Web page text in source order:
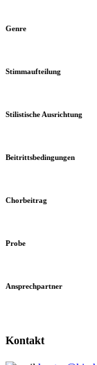
Genre
Stimmaufteilung
Stilistische Ausrichtung
Beitrittsbedingungen
Chorbeitrag
Probe
Ansprechpartner
Kontakt